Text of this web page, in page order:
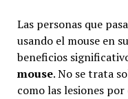
Las personas que
usando el mouse en
beneficios
mouse. No se trata
como las lesiones